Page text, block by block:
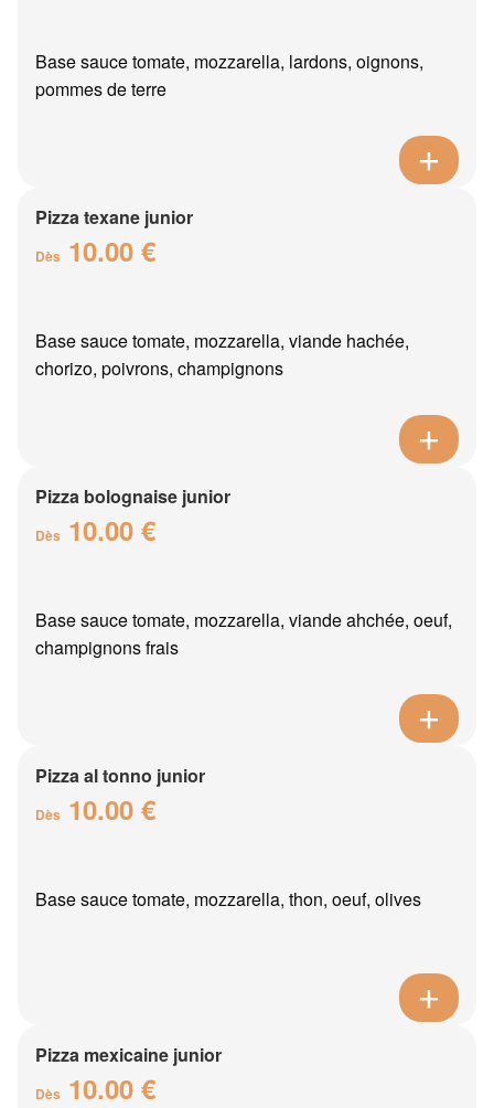
Base sauce tomate, mozzarella, lardons, oignons,
pommes de terre
Pizza texane junior
Dès 10.00 €
Base sauce tomate, mozzarella, viande hachée,
chorizo, poivrons, champignons
Pizza bolognaise junior
Dès 10.00 €
Base sauce tomate, mozzarella, viande ahchée, oeuf,
champignons frais
Pizza al tonno junior
Dès 10.00 €
Base sauce tomate, mozzarella, thon, oeuf, olives
Pizza mexicaine junior
Dès 10.00 €